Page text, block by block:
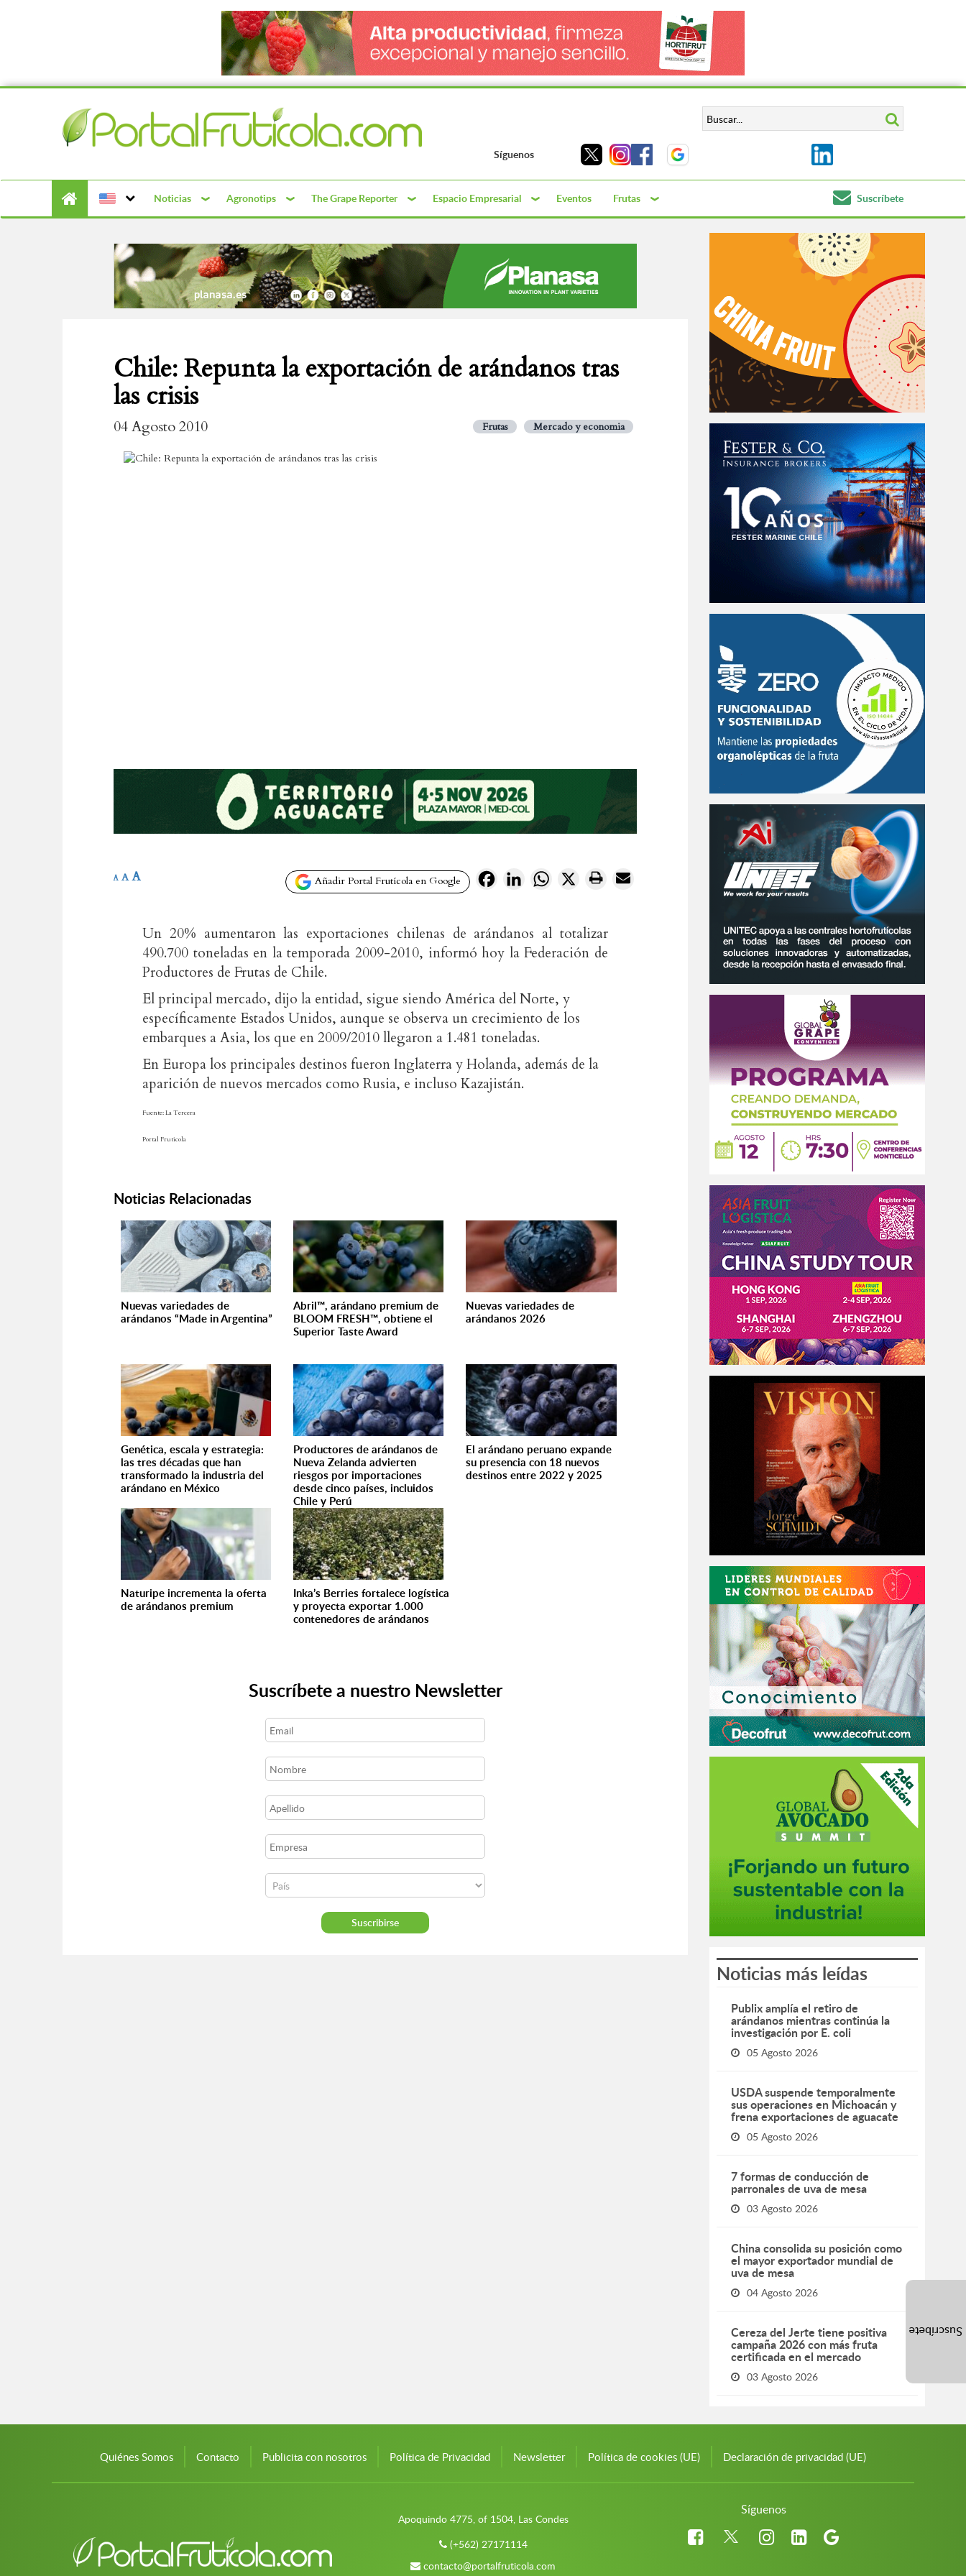
Síguenos
Noticias Agronotips The Grape Reporter Espacio Empresarial Eventos Frutas Suscríbete
Chile: Repunta la exportación de arándanos tras
las crisis
04 Agosto 2010 Frutas Mercado y economia
Añadir Portal Frutícola en Google FacebookLinkedInWhatsApp
X
A A A
Un 20% aumentaron las exportaciones chilenas de arándanos al totalizar
490.700 toneladas en la temporada 2009-2010, informó hoy la Federación de
Productores de Frutas de Chile.
El principal mercado, dijo la entidad, sigue siendo América del Norte, y
específicamente Estados Unidos, aunque se observa un crecimiento de los
embarques a Asia, los que en 2009/2010 llegaron a 1.481 toneladas.
En Europa los principales destinos fueron Inglaterra y Holanda, además de la
aparición de nuevos mercados como Rusia, e incluso Kazajistán.
Fuente: La Tercera
Portal Fruticola
Noticias Relacionadas
Nuevas variedades de
arándanos “Made in Argentina”
Abril™, arándano premium de
BLOOM FRESH™, obtiene el
Superior Taste Award
Nuevas variedades de
arándanos 2026
Genética, escala y estrategia:
las tres décadas que han
transformado la industria del
arándano en México
Productores de arándanos de
Nueva Zelanda advierten
riesgos por importaciones
desde cinco países, incluidos
Chile y Perú
El arándano peruano expande
su presencia con 18 nuevos
destinos entre 2022 y 2025
Naturipe incrementa la oferta
de arándanos premium
Inka’s Berries fortalece logística
y proyecta exportar 1.000
contenedores de arándanos
Suscríbete a nuestro Newsletter
Noticias más leídas
Publix amplía el retiro de
arándanos mientras continúa la
investigación por E. coli
05 Agosto 2026
USDA suspende temporalmente
sus operaciones en Michoacán y
frena exportaciones de aguacate
05 Agosto 2026
7 formas de conducción de
parronales de uva de mesa
03 Agosto 2026
China consolida su posición como
el mayor exportador mundial de
uva de mesa
04 Agosto 2026
Cereza del Jerte tiene positiva
campaña 2026 con más fruta
certificada en el mercado
03 Agosto 2026
Quiénes Somos Contacto Publicita con nosotros Política de Privacidad Newsletter Política de cookies (UE) Declaración de privacidad (UE)
Apoquindo 4775, of 1504, Las Condes
(+562) 27171114
contacto@portalfruticola.com
Síguenos
Suscríbete